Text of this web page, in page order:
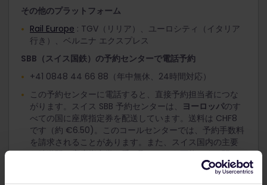
その他のプラットフォーム
Rail Europe : TGV（リリア）、ユーロシティ（イタリア
行き）、ベルニナ エクスプレス
SBB（スイス国鉄）の予約センターで電話予約
+41 0848 44 66 88（年中無休、24時間対応）
この予約センターに電話すると、直接予約担当者につな
がります。スイス SBB 予約センターは、 ヨーロッパのす
べての国に座席指定券を配送しています。送料は CHF8
です（約 €6.50)。このコールセンターでは、予約手数料
を請求されることがあります。また、スイス国内の主要
な鉄道駅で座席指定券を受け取ることも可能です。駅の
チケットオフィスで、注文番号を提示してください。 こ
のコールセンターでは、ヨーロッパの高速列車と夜行列